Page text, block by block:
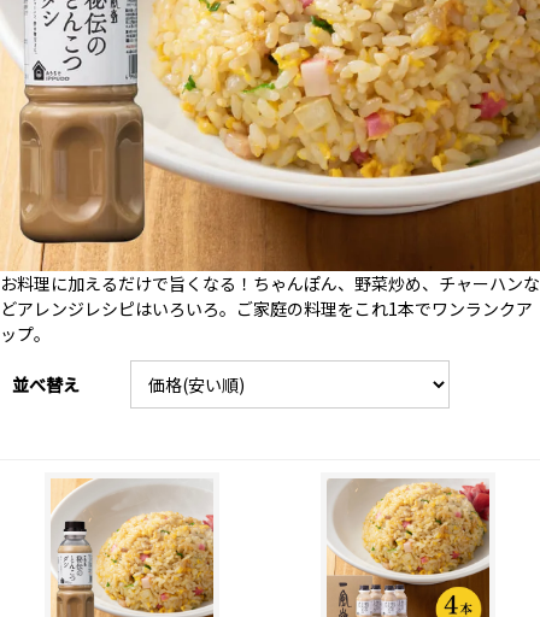
お料理に加えるだけで旨くなる！ちゃんぽん、野菜炒め、チャーハンな
どアレンジレシピはいろいろ。ご家庭の料理をこれ1本でワンランクア
ップ。
並べ替え